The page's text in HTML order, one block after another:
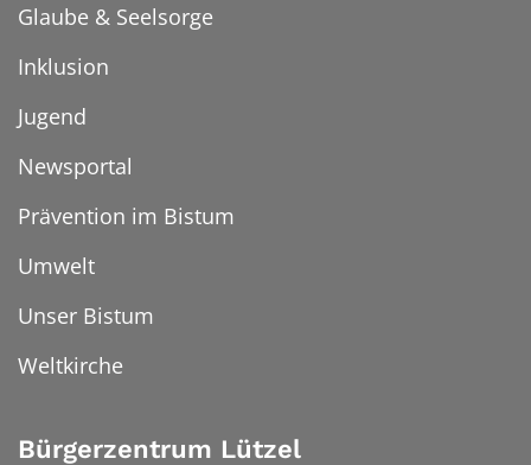
Glaube & Seelsorge
Inklusion
Jugend
Newsportal
Prävention im Bistum
Umwelt
Unser Bistum
Weltkirche
Bürgerzentrum Lützel